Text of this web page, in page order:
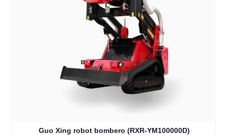
Guo Xing robot bombero (RXR-YM100000D)